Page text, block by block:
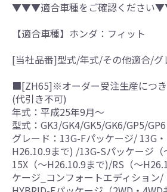
▼▼▼適合車種をご確認くださ
【適合車種】ホンダ：フィット
[当社品番]型式/年式/その他適合/グ
■[ZH65]※オーダー受注生産につ
(代引き不可)
年式：平成25年9月～
型式：GK3/GK4/GK5/GK6/GP5/GP6
グレード：13G-Fパッケージ/ 13G
H26.10.9まで) /13G-Sパッケージ
15X（～H26.10.9まで)/RS（～
ケージ_コンフォートエディション/